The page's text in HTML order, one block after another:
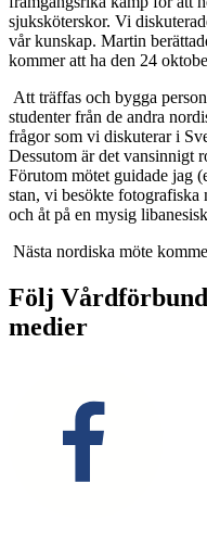
sjuksköterskor. Vi
vår kunskap. Martin
kommer att ha den 24
Att träffas och bygga
studenter från de andra
frågor som vi diskuterar i
Dessutom är det vansinnigt
Förutom mötet guidade jag
stan, vi besökte
och åt på en mysig
Nästa nordiska möte
Följ
medier